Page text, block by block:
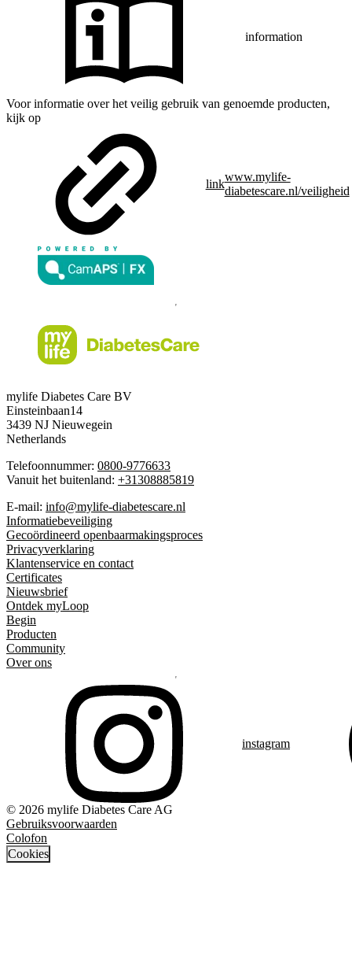
information
Voor informatie over het veilig gebruik van genoemde producten,
kijk op
link
www.mylife-
diabetescare.nl/veiligheid
mylife Diabetes Care BV
Einsteinbaan14
3439 NJ Nieuwegein
Netherlands
Telefoonnummer: 0800-9776633
Vanuit het buitenland: +31308885819
E-mail: info@mylife-diabetescare.nl
Informatiebeveiliging
Gecoördineerd openbaarmakingsproces
Privacyverklaring
Klantenservice en contact
Certificates
Nieuwsbrief
Ontdek myLoop
Begin
Producten
Community
Over ons
instagram
© 2026 mylife Diabetes Care AG
Gebruiksvoorwaarden
Colofon
Cookies